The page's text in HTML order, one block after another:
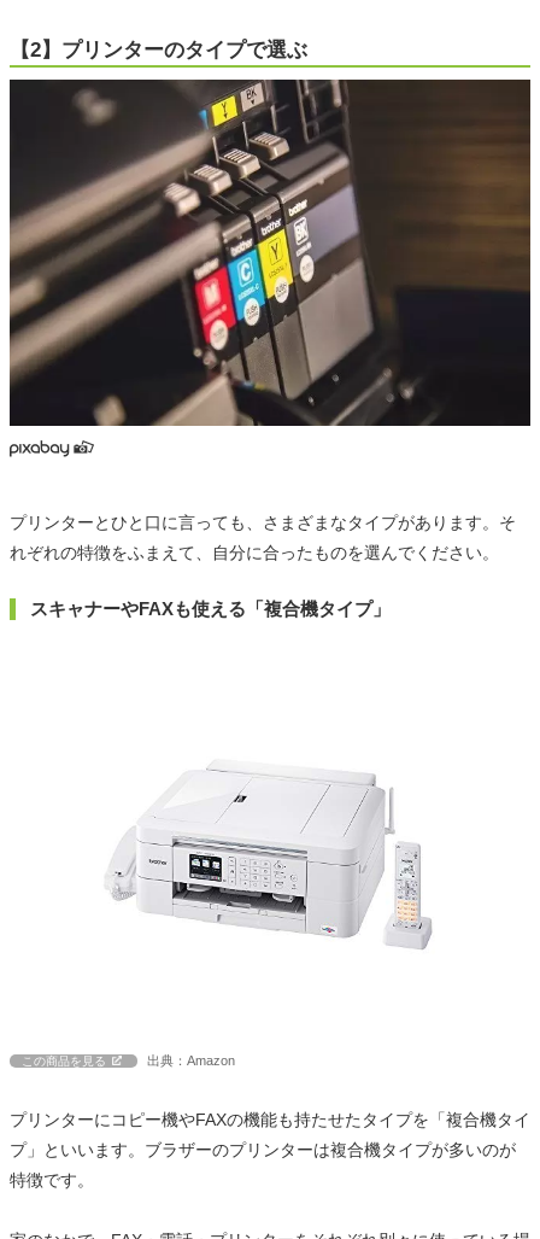
【2】プリンターのタイプで選ぶ
プリンターとひと口に言っても、さまざまなタイプがあります。そ
れぞれの特徴をふまえて、自分に合ったものを選んでください。
スキャナーやFAXも使える「複合機タイプ」
この商品を見る 出典：Amazon
プリンターにコピー機やFAXの機能も持たせたタイプを「複合機タイ
プ」といいます。ブラザーのプリンターは複合機タイプが多いのが
特徴です。